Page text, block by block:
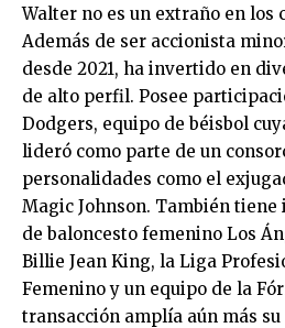
Walter no es un extraño en los
Además de ser accionista
desde 2021, ha invertido en
de alto perfil. Posee
Dodgers, equipo de béisbol
lideró como parte de un
personalidades como el
Magic Johnson. También
de baloncesto femenino Los
Billie Jean King, la Liga
Femenino y un equipo de la
transacción amplía aún más